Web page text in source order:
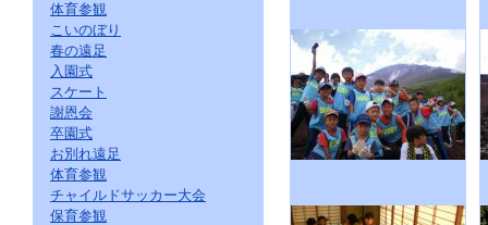
体育参観
こいのぼり
春の遠足
入園式
スケート
謝恩会
卒園式
お別れ遠足
体育参観
チャイルドサッカー大会
保育参観